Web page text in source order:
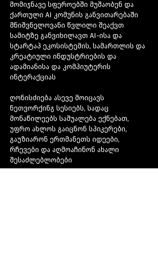
მომიჯნავე სფეროებში მუშაობენ და
ქართული AI კომუნის განვითარებაში
მნიშვნელოვანი წვლილი შეაქვთ
სამიტზე განვიხილავთ AI-ისა და
სტარტაპ ეკოსისტემის, სამართლის და
კრეატიული ინდუსტრიების და
ადამიანისა და კომპიუტერის
ინტერაქციას
ღონისძიება ასევე მოიცავს
ნეთვორქინგ სესიებს, სადაც
მონაწილეებს საშუალება ექნებათ,
უფრო ახლოს გაიცნონ სპიკერები,
გაუზიარონ ერთმანეთს იდეები,
რჩევები და აღმოაჩინონ ახალი
შესაძლებლობები